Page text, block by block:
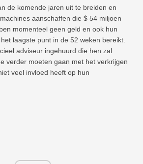
de komende jaren uit te breiden en
aanschaffen die $ 54 miljoen
momenteel geen geld en ook hun
laagste punt in de 52 weken bereikt.
adviseur ingehuurd die hen zal
verder moeten gaan met het verkrijgen
veel invloed heeft op hun